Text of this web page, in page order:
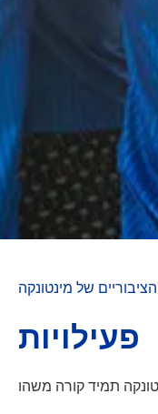
של מינטונקה
פעילויות